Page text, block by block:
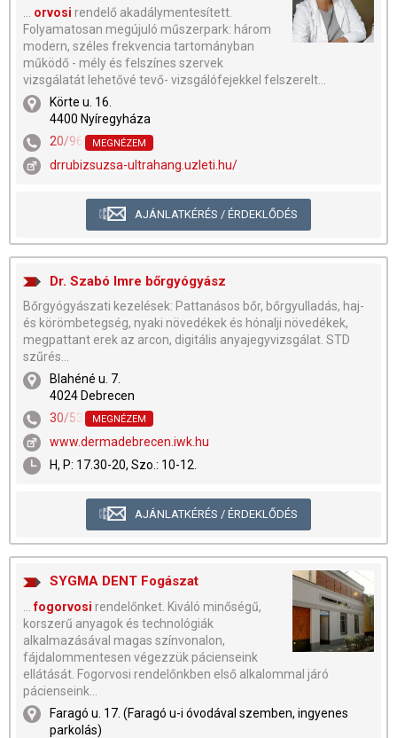
... orvosi rendelő akadálymentesített.
Folyamatosan megújuló műszerpark: három
modern, széles frekvencia tartományban
működő - mély és felszínes szervek
vizsgálatát lehetővé tevő- vizsgálófejekkel felszerelt...
Körte u. 16.
4400 Nyíregyháza
20/9668-714
MEGNÉZEM
drrubizsuzsa-ultrahang.uzleti.hu/
AJÁNLATKÉRÉS / ÉRDEKLŐDÉS
Dr. Szabó Imre bőrgyógyász
Bőrgyógyászati kezelések: Pattanásos bőr, bőrgyulladás, haj-
és körömbetegség, nyaki növedékek és hónalji növedékek,
megpattant erek az arcon, digitális anyajegyvizsgálat. STD
szűrés...
Blahéné u. 7.
4024 Debrecen
30/536-3710
MEGNÉZEM
www.dermadebrecen.iwk.hu
H, P: 17.30-20, Szo.: 10-12.
AJÁNLATKÉRÉS / ÉRDEKLŐDÉS
SYGMA DENT Fogászat
fogorvosi rendelőnket. Kiváló minőségű,
korszerű anyagok és technológiák
alkalmazásával magas színvonalon,
fájdalommentesen végezzük pácienseink
ellátását. Fogorvosi rendelőnkben első alkalommal járó
pácienseink...
Faragó u. 17. (Faragó u-i óvodával szemben, ingyenes
parkolás)